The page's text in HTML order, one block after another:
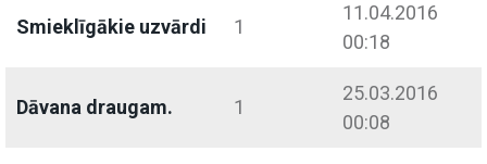
Smieklīgākie uzvārdi 1
11.04.2016
00:18
Dāvana draugam. 1
25.03.2016
00:08